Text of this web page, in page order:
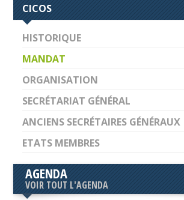
CICOS
HISTORIQUE
MANDAT
ORGANISATION
SECRÉTARIAT GÉNÉRAL
ANCIENS SECRÉTAIRES GÉNÉRAUX
ETATS MEMBRES
AGENDA
VOIR TOUT L'AGENDA